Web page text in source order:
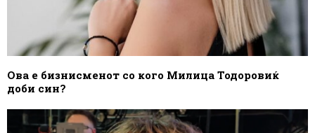
Ова е бизнисменот со кого Милица Тодоровиќ
доби син?